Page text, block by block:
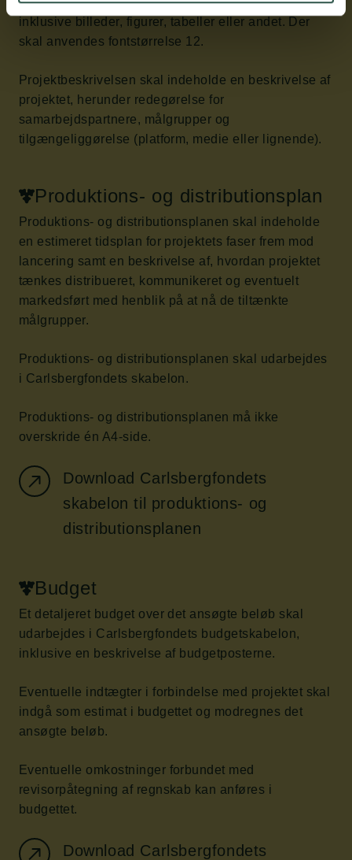
inklusive billeder, figurer, tabeller eller andet. Der
skal anvendes fontstørrelse 12.
Projektbeskrivelsen skal indeholde en beskrivelse af
projektet, herunder redegørelse for
samarbejdspartnere, målgrupper og
tilgængeliggørelse (platform, medie eller lignende).
Produktions- og distributionsplan
Produktions- og distributionsplanen skal indeholde
en estimeret tidsplan for projektets faser frem mod
lancering samt en beskrivelse af, hvordan projektet
tænkes distribueret, kommunikeret og eventuelt
markedsført med henblik på at nå de tiltænkte
målgrupper.
Produktions- og distributionsplanen skal udarbejdes
i Carlsbergfondets skabelon.
Produktions- og distributionsplanen må ikke
overskride én A4-side.
Download Carlsbergfondets
skabelon til produktions- og
distributionsplanen
Budget
Et detaljeret budget over det ansøgte beløb skal
udarbejdes i Carlsbergfondets budgetskabelon,
inklusive en beskrivelse af budgetposterne.
Eventuelle indtægter i forbindelse med projektet skal
indgå som estimat i budgettet og modregnes det
ansøgte beløb.
Eventuelle omkostninger forbundet med
revisorpåtegning af regnskab kan anføres i
budgettet.
Download Carlsbergfondets